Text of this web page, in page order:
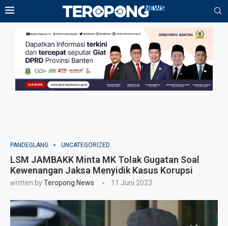
PANDEGLANG UNCATEGORIZED
LSM JAMBAKK Minta MK Tolak Gugatan Soal
Kewenangan Jaksa Menyidik Kasus Korupsi
written byTeropong News 11 Juni 2023